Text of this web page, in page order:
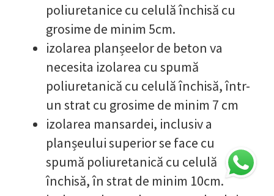
poliuretanice cu celulă închisă cu
grosime de minim 5cm.
izolarea planșeelor de beton va
necesita izolarea cu spumă
poliuretanică cu celulă închisă, într-
un strat cu grosime de minim 7 cm
izolarea mansardei, inclusiv a
planșeului superior se face cu
spumă poliuretanică cu celulă
închisă, în strat de minim 10cm.